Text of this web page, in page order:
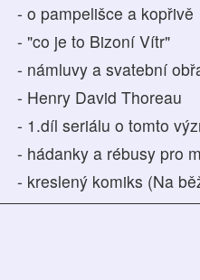
- o pampelišce a kopřivě
- "co je to Bizoní Vítr"
- námluvy a svatební
- Henry David Thoreau
- 1.díl seriálu o tomto
- hádanky a rébusy pro
- kreslený komiks (Na